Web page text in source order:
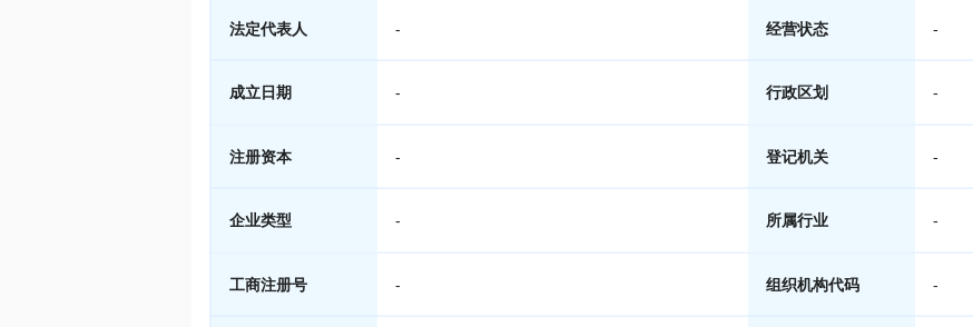
法定代表人 - 经营状态 -
成立日期 - 行政区划 -
注册资本 - 登记机关 -
企业类型 - 所属行业 -
工商注册号 - 组织机构代码 -